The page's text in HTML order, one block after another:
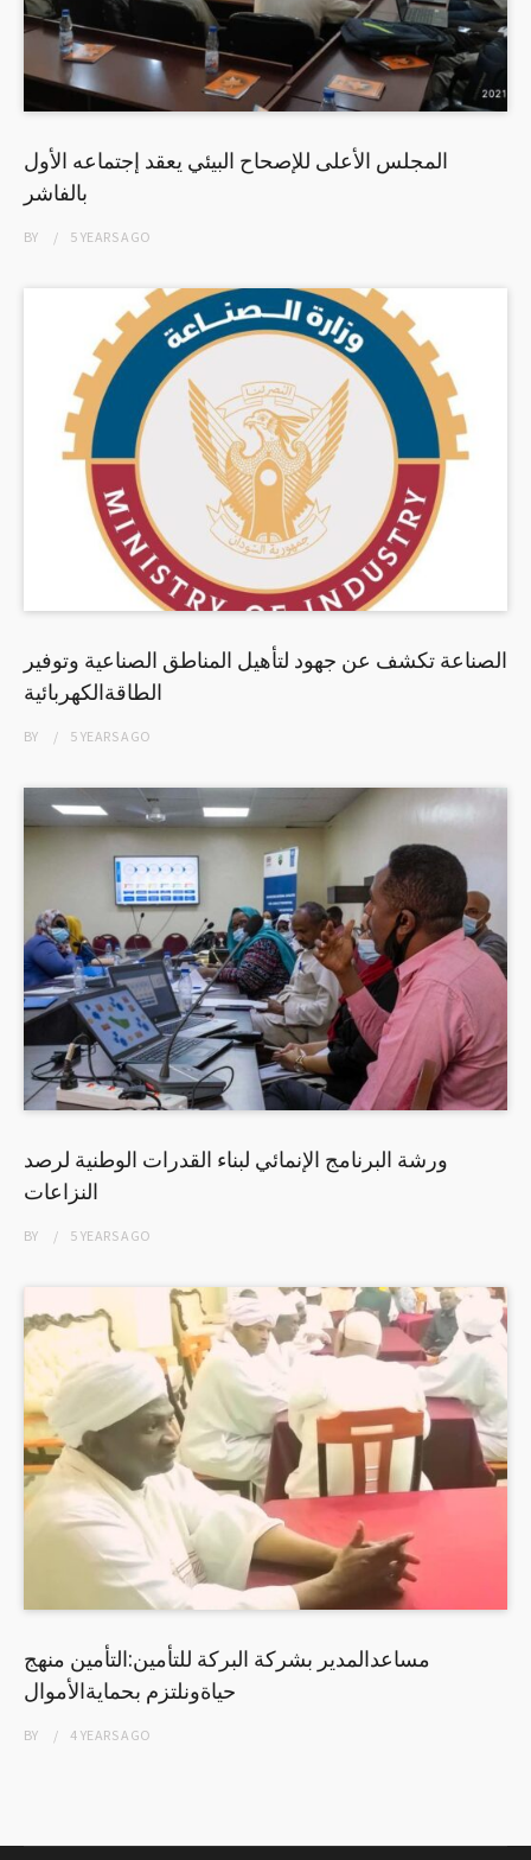
المجلس الأعلى للإصحاح البيئي يعقد إجتماعه الأول
بالفاشر
BY 5 YEARSAGO
الصناعة تكشف عن جهود لتأهيل المناطق الصناعية وتوفير
الطاقةالكهربائية
BY 5 YEARSAGO
ورشة البرنامج الإنمائي لبناء القدرات الوطنية لرصد
النزاعات
BY 5 YEARSAGO
مساعدالمدير بشركة البركة للتأمين:التأمين منهج
حياةونلتزم بحمايةالأموال
BY 4 YEARSAGO